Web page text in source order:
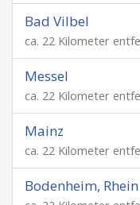
Bad Vilbel
ca. 22 Kilometer
Messel
ca. 22 Kilometer
Mainz
ca. 22 Kilometer
Bodenheim, Rhein